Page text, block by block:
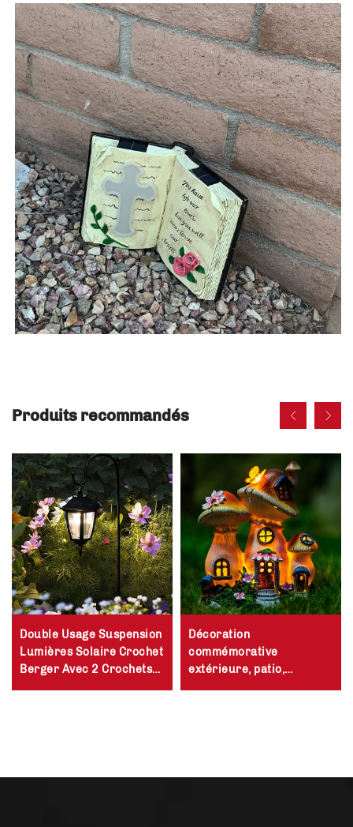
Produits recommandés
Double Usage Suspension
Lumières Solaire Crochet
Berger Avec 2 Crochets
Décoration
commémorative
extérieure, patio,